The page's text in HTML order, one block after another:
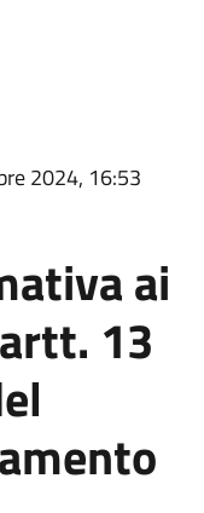
2024, 16:53
ai
13